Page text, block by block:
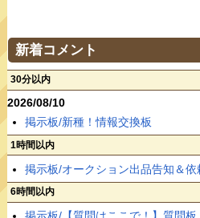
新着コメント
30分以内
2026/08/10
掲示板/新種！情報交換板
1時間以内
掲示板/オークション出品告知＆依
6時間以内